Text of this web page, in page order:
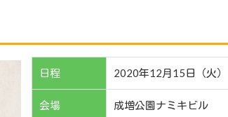
日程 2020年12月15日（火）
会場 成増公園ナミキビル